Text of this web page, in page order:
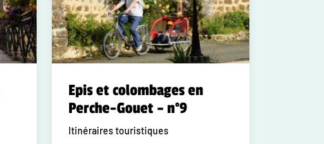
Epis et colombages en
Perche-Gouet – n°9
Itinéraires touristiques